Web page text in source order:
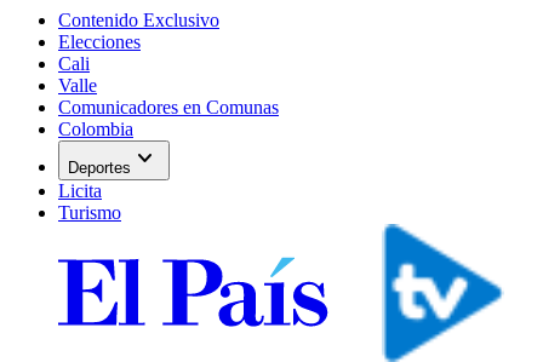
Contenido Exclusivo
Elecciones
Cali
Valle
Comunicadores en Comunas
Colombia
Deportes expand_more
Licita
Turismo